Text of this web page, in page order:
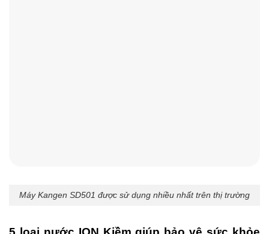
Máy Kangen SD501 được sử dụng nhiều nhất trên thị trường